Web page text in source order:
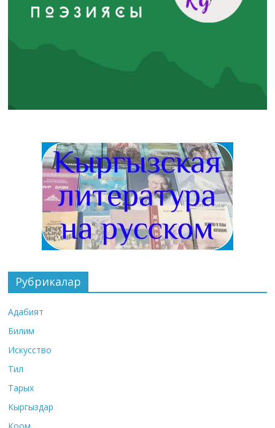
Рубрикалар
Адабият
Билим
Искусство
Тил
Тарых
Кыргыздар